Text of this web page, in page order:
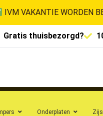
IVM VAKANTIE WORDEN
Gratis thuisbezorgd?
Onderplaten